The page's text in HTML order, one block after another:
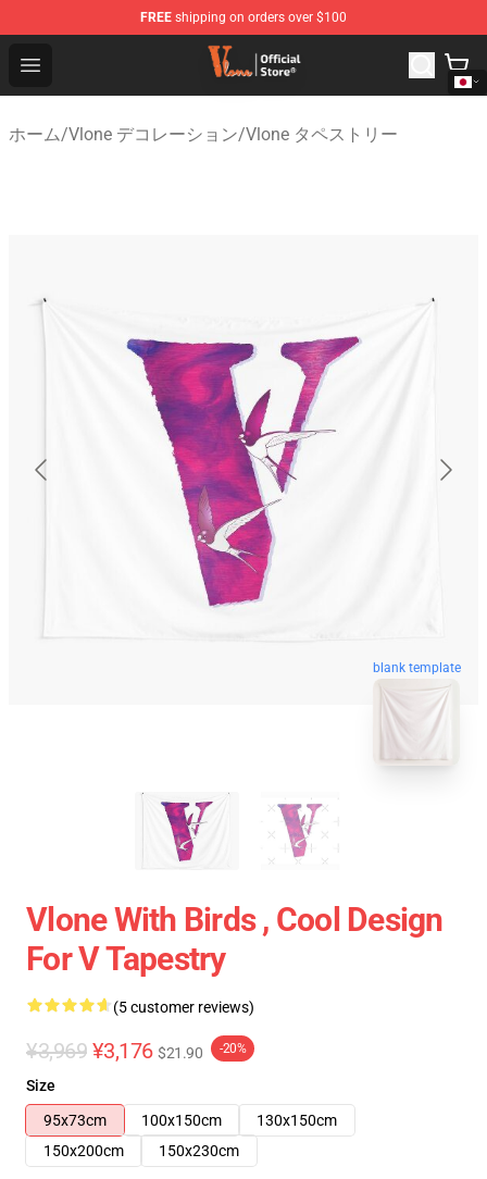
FREE shipping on orders over $100
Open menu
Vlone Shop - Official Vlone Merchandise Store
ホーム/Vlone デコレーション/Vlone タペストリー
blank template
Vlone With Birds , Cool Design
For V Tapestry
(5 customer reviews)
¥3,969 ¥3,176 $21.90 -20%
Size
95x73cm
100x150cm
130x150cm
150x200cm
150x230cm